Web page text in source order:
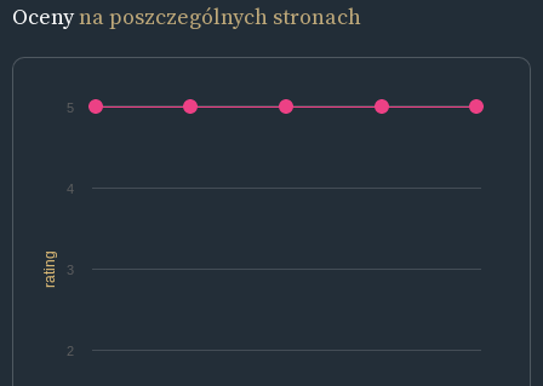
Ocenyna poszczególnych stronach
rating
2
3
4
5